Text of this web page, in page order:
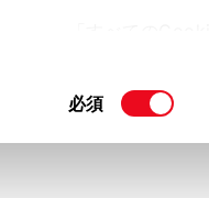
て」をご覧くだ
同
必須